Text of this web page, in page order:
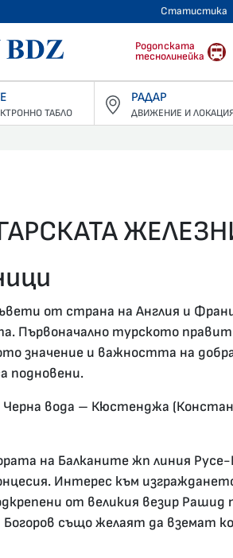
Статистика
БДЖ - Пътнически
Родопската
теснолинейка
ТАБЛО
РАДАР
ДВИЖЕНИЕ И
от страна на Англия и
Първоначално турското
значение и важността на
подновени.
вода – Кюстенджа
на Балканите жп линия
Интерес към
от великия везир
също желаят да вземат